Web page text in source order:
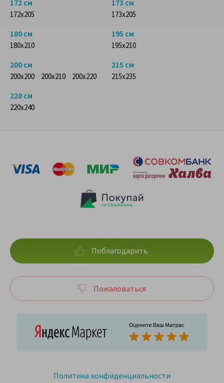
172 см
172x205
173 см
173x205
180 см
180x210
195 см
195x210
200 см
200x200 200x210 200x220
215 см
215x235
220 см
220x240
Политика конфиденциальности
Поблагодарить
Пожаловаться